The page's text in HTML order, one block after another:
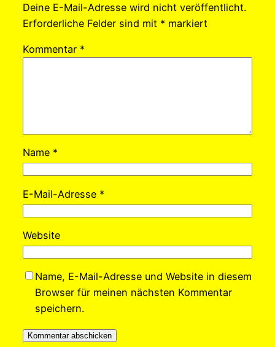
Deine E-Mail-Adresse wird nicht veröffentlicht.
Erforderliche Felder sind mit * markiert
Kommentar *
Name *
E-Mail-Adresse *
Website
Name, E-Mail-Adresse und Website in diesem
Browser für meinen nächsten Kommentar
speichern.